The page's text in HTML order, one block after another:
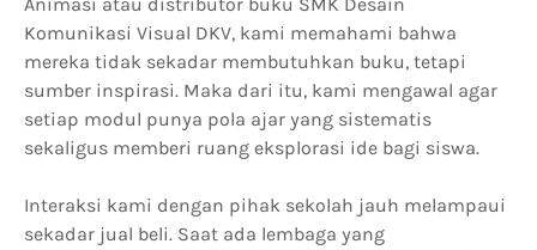
Komunikasi Visual DKV, kami memahami bahwa
mereka tidak sekadar membutuhkan buku, tetapi
sumber inspirasi. Maka dari itu, kami mengawal agar
setiap modul punya pola ajar yang sistematis
sekaligus memberi ruang eksplorasi ide bagi siswa.
Interaksi kami dengan pihak sekolah jauh melampaui
sekadar jual beli. Saat ada lembaga yang